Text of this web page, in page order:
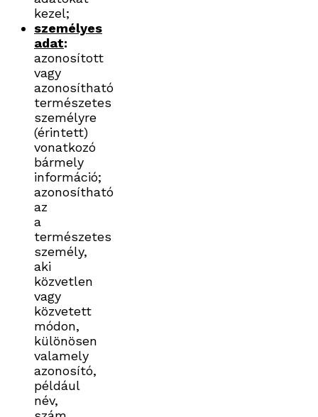
kezel;
személyes
adat:
azonosított
vagy
azonosítható
természetes
személyre
(érintett)
vonatkozó
bármely
információ;
azonosítható
az
a
természetes
személy,
aki
közvetlen
vagy
közvetett
módon,
különösen
valamely
azonosító,
például
név,